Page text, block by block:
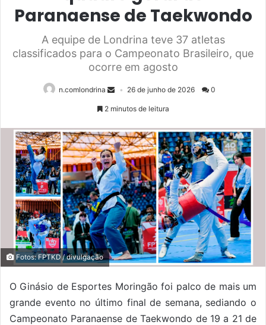
Paranaense de Taekwondo
A equipe de Londrina teve 37 atletas
classificados para o Campeonato Brasileiro, que
ocorre em agosto
n.comlondrina 26 de junho de 2026 0
2 minutos de leitura
Fotos: FPTKD / divulgação
O Ginásio de Esportes Moringão foi palco de mais um
grande evento no último final de semana, sediando o
Campeonato Paranaense de Taekwondo de 19 a 21 de